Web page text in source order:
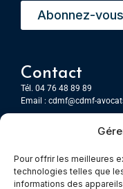
Pour offrir les meilleures
technologies telles que
informations des
Abonnez-
Contact
Tél. 04 76 48 89 89
Email : cdmf@cdmf-
7 Place Firmin Gautier
CS 80476
38016 GRENOBLE, Cedex 1